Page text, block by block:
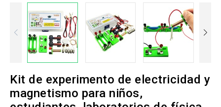
Kit de experimento de electricidad y
magnetismo para niños,